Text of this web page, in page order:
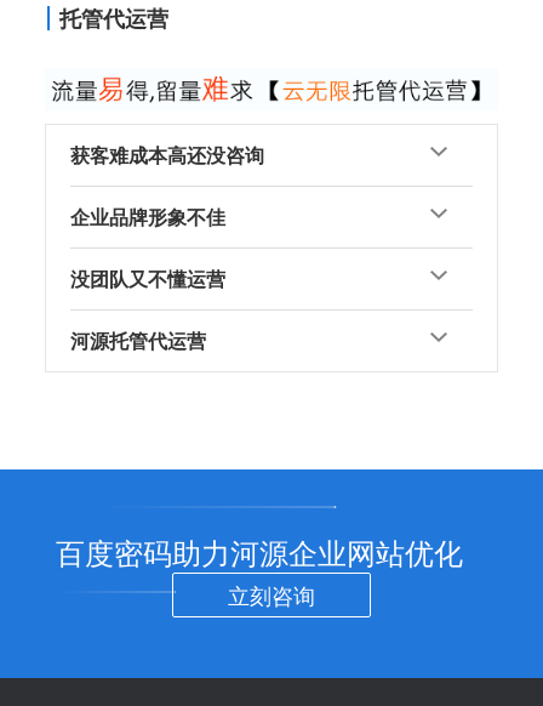
托管代运营
获客难成本高还没咨询
企业品牌形象不佳
没团队又不懂运营
河源托管代运营
百度密码助力河源企业网站优化
立刻咨询